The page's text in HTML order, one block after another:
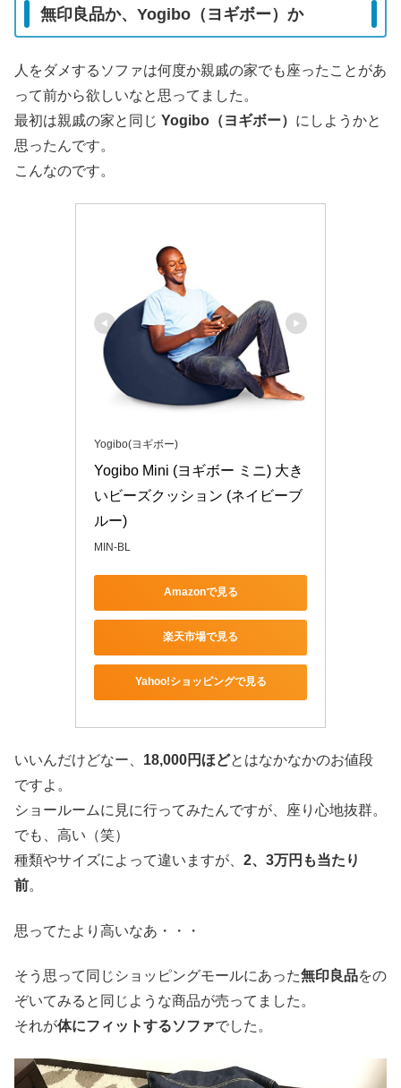
無印良品か、Yogibo（ヨギボー）か
人をダメするソファは何度か親戚の家でも座ったことがあ
って前から欲しいなと思ってました。
最初は親戚の家と同じ Yogibo（ヨギボー） にしようかと
思ったんです。
こんなのです。
Yogibo(ヨギボー)
Yogibo Mini (ヨギボー ミニ) 大き
いビーズクッション (ネイビーブ
ルー)
MIN-BL
Amazonで見る
楽天市場で見る
Yahoo!ショッピングで見る
いいんだけどなー、 18,000円ほどとはなかなかのお値段
ですよ。
ショールームに見に行ってみたんですが、座り心地抜群。
でも、高い（笑）
種類やサイズによって違いますが、 2、3万円も当たり
前。
思ってたより高いなあ・・・
そう思って同じショッピングモールにあった無印良品をの
ぞいてみると同じような商品が売ってました。
それが体にフィットするソファでした。